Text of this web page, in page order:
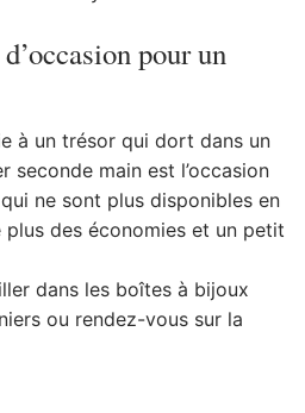
pour un
à un trésor qui dort dans un
main est l’occasion
ne sont plus disponibles en
plus des économies et un petit
dans les boîtes à bijoux
ou rendez-vous sur la